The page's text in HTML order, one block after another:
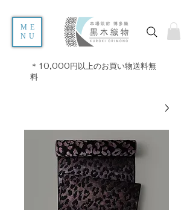
ME
NU
＊10,000円以上のお買い物送料無
料